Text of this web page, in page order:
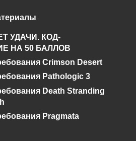
костер в
885
УДАЧИ. КОД-
НА 50 БАЛЛОВ
Crimson Desert
Pathologic 3
Death Stranding
Pragmata